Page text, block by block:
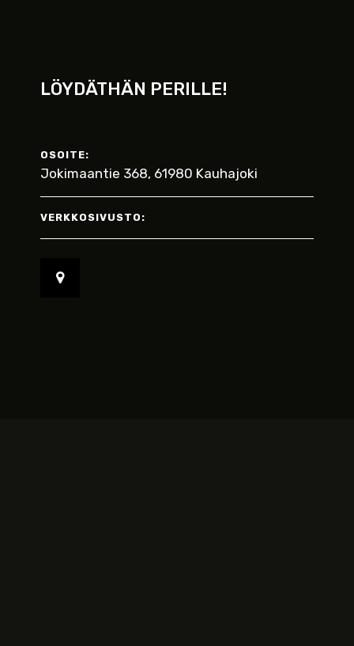
LÖYDÄTHÄN PERILLE!
OSOITE:
Jokimaantie 368, 61980 Kauhajoki
VERKKOSIVUSTO: